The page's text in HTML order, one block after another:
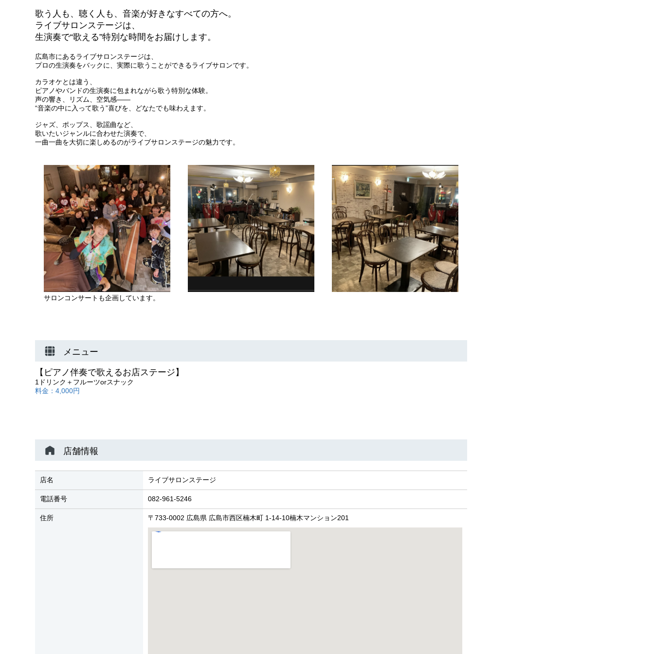
歌う人も、聴く人も、音楽が好きなすべての方へ。
ライブサロンステージは、
生演奏で“歌える”特別な時間をお届けします。
広島市にあるライブサロンステージは、
プロの生演奏をバックに、実際に歌うことができるライブサロンです。
カラオケとは違う、
ピアノやバンドの生演奏に包まれながら歌う特別な体験。
声の響き、リズム、空気感――
“音楽の中に入って歌う”喜びを、どなたでも味わえます。
ジャズ、ポップス、歌謡曲など、
歌いたいジャンルに合わせた演奏で、
一曲一曲を大切に楽しめるのがライブサロンステージの魅力です。
サロンコンサートも企画しています。
メニュー
【ピアノ伴奏で歌えるお店ステージ】
1ドリンク＋フルーツorスナック
料金：4,000円
店舗情報
店名 ライブサロンステージ
電話番号 082-961-5246
住所 〒733-0002 広島県 広島市西区楠木町 1-14-10楠木マンション201